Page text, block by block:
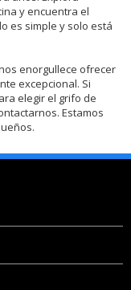
y encuentra el
es simple y solo está
enorgullece ofrecer
excepcional. Si
elegir el grifo de
Estamos